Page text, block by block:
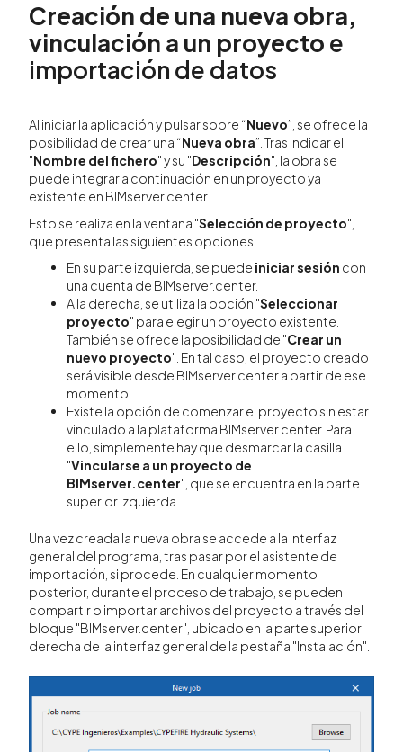
Creación de una nueva obra,
vinculación a un proyecto e
importación de datos
Al iniciar la aplicación y pulsar sobre “Nuevo”, se ofrece la
posibilidad de crear una “Nueva obra”. Tras indicar el
"Nombre del fichero" y su "Descripción", la obra se
puede integrar a continuación en un proyecto ya
existente en BIMserver.center.
Esto se realiza en la ventana "Selección de proyecto",
que presenta las siguientes opciones:
En su parte izquierda, se puede iniciar sesión con
una cuenta de BIMserver.center.
A la derecha, se utiliza la opción "Seleccionar
proyecto" para elegir un proyecto existente.
También se ofrece la posibilidad de "Crear un
nuevo proyecto". En tal caso, el proyecto creado
será visible desde BIMserver.center a partir de ese
momento.
Existe la opción de comenzar el proyecto sin estar
vinculado a la plataforma BIMserver.center. Para
ello, simplemente hay que desmarcar la casilla
"Vincularse a un proyecto de
BIMserver.center", que se encuentra en la parte
superior izquierda.
Una vez creada la nueva obra se accede a la interfaz
general del programa, tras pasar por el asistente de
importación, si procede. En cualquier momento
posterior, durante el proceso de trabajo, se pueden
compartir o importar archivos del proyecto a través del
bloque "BIMserver.center", ubicado en la parte superior
derecha de la interfaz general de la pestaña "Instalación".